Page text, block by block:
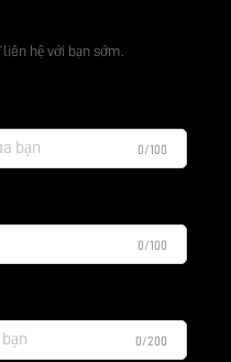
hệ với bạn sớm.
0/100
0/100
0/200